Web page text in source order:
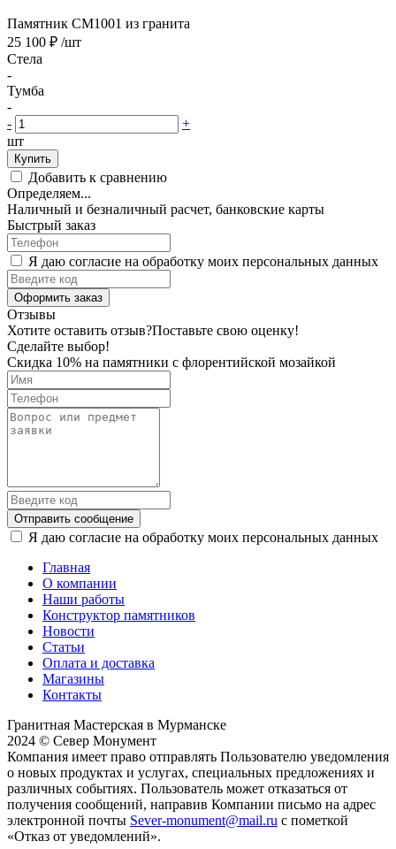
Памятник CM1001 из гранита
25 100 ₽ /шт
Стела
-
Тумба
-
-
+
шт
Купить
Добавить к сравнению
Определяем...
Наличный и безналичный расчет, банковские карты
Быстрый заказ
Я даю согласие на обработку моих персональных данных
Оформить заказ
Отзывы
Хотите оставить отзыв?Поставьте свою оценку!
Сделайте выбор!
Скидка 10% на памятники с флорентийской мозайкой
Отправить сообщение
Я даю согласие на обработку моих персональных данных
Главная
О компании
Наши работы
Конструктор памятников
Новости
Статьи
Оплата и доставка
Магазины
Контакты
Гранитная Мастерская в Мурманске
2024 © Север Монумент
Компания имеет право отправлять Пользователю уведомления
о новых продуктах и услугах, специальных предложениях и
различных событиях. Пользователь может отказаться от
получения сообщений, направив Компании письмо на адрес
электронной почты Sever-monument@mail.ru с пометкой
«Отказ от уведомлений».